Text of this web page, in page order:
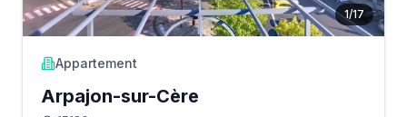
1/17
Appartement
Arpajon-sur-Cère